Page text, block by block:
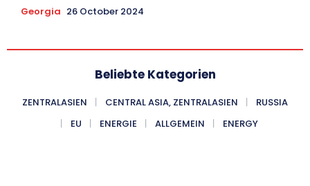
Georgia 26 October 2024
Beliebte Kategorien
ZENTRALASIEN CENTRAL ASIA, ZENTRALASIEN
RUSSIA
EU
ENERGIE ALLGEMEIN ENERGY